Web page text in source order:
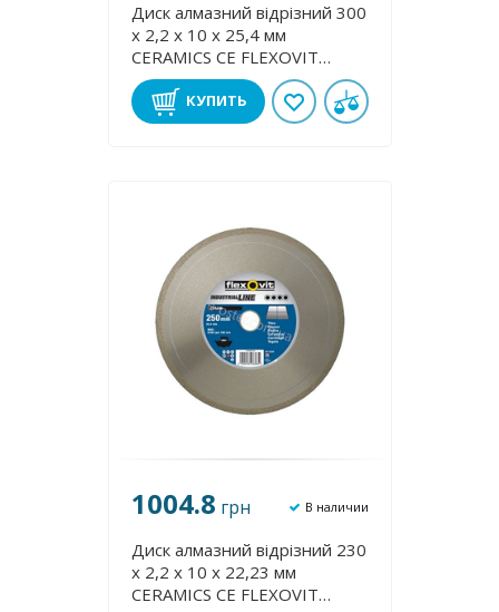
Диск алмазний відрізний 300
х 2,2 х 10 х 25,4 мм
CERAMІCS CE FLEXOVІТ
ZA1308
КУПИТЬ
1004.8 грн В наличии
Диск алмазний відрізний 230
х 2,2 х 10 х 22,23 мм
CERAMІCS CE FLEXOVІТ